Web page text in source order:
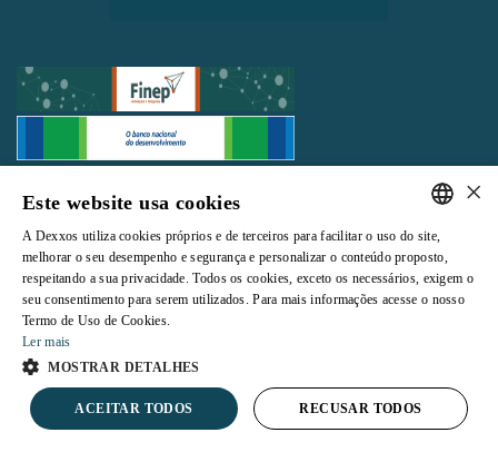
Todos os direitos reservados | Termos e Condições de Uso
Política de
Privacidade
PORTUGUESE
ENGLISH
×
Este website usa cookies
A Dexxos utiliza cookies próprios e de terceiros para facilitar o uso do site,
melhorar o seu desempenho e segurança e personalizar o conteúdo proposto,
respeitando a sua privacidade. Todos os cookies, exceto os necessários, exigem o
seu consentimento para serem utilizados. Para mais informações acesse o nosso
Termo de Uso de Cookies.
Ler mais
MOSTRAR DETALHES
ACEITAR TODOS RECUSAR TODOS